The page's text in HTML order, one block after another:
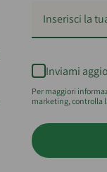
Inviami
Per maggiori
marketing, controlla